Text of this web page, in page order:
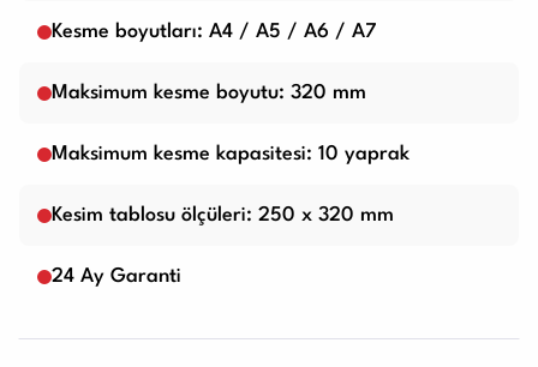
Kesme boyutları: A4 / A5 / A6 / A7
Maksimum kesme boyutu: 320 mm
Maksimum kesme kapasitesi: 10 yaprak
Kesim tablosu ölçüleri: 250 x 320 mm
24 Ay Garanti